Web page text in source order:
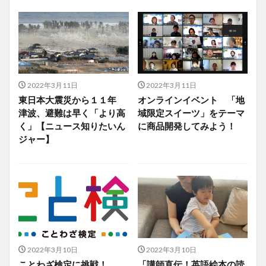
2022年3月11日
東日本大震災から１１年
津波、避難は早く「より高
く」【ニュース知りたいん
ジャー】
2022年3月11日
オンラインイベント 「地
域限定スイーツ」をテーマ
に商品開発してみよう！
2022年3月10日 2022年3月10日